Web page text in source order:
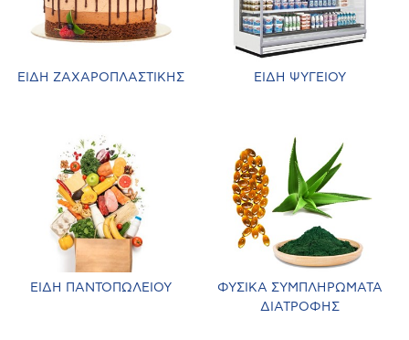
ΕΙΔΗ ΖΑΧΑΡΟΠΛΑΣΤΙΚΗΣ ΕΙΔΗ ΨΥΓΕΙΟΥ
ΕΙΔΗ ΠΑΝΤΟΠΩΛΕΙΟΥ
ΦΥΣΙΚΑ ΣΥΜΠΛΗΡΩΜΑΤΑ
ΔΙΑΤΡΟΦΗΣ